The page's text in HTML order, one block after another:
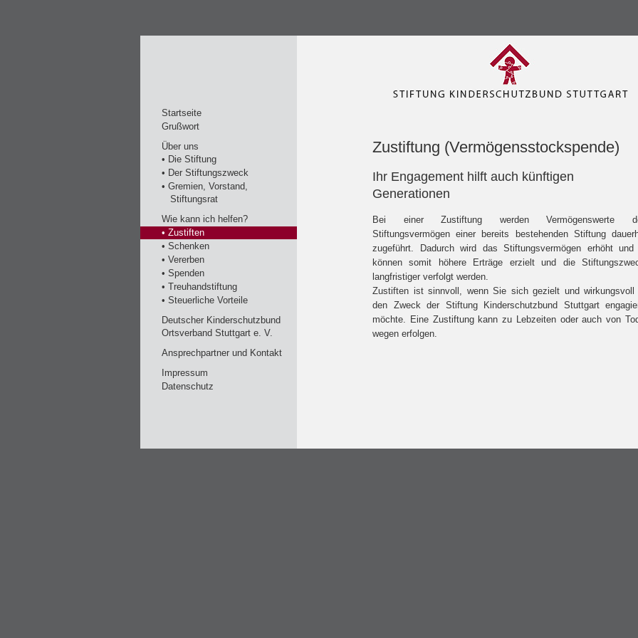
Startseite
Grußwort
Über uns
• Die Stiftung
• Der Stiftungszweck
• Gremien, Vorstand,
Stiftungsrat
Wie kann ich helfen?
• Zustiften
• Schenken
• Vererben
• Spenden
• Treuhandstiftung
• Steuerliche Vorteile
Deutscher Kinderschutzbund
Ortsverband Stuttgart e. V.
Ansprechpartner und Kontakt
Impressum
Datenschutz
Zustiftung (Vermögensstockspende)
Ihr Engagement hilft auch künftigen
Generationen
Bei einer Zustiftung werden Vermögenswerte
Stiftungsvermögen einer bereits bestehenden Stiftung
zugeführt. Dadurch wird das Stiftungsvermögen erhöht
können somit höhere Erträge erzielt und die
langfristiger verfolgt werden.
Zustiften ist sinnvoll, wenn Sie sich gezielt und wirkungsvoll
den Zweck der Stiftung Kinderschutzbund Stuttgart
möchte. Eine Zustiftung kann zu Lebzeiten oder auch von
wegen erfolgen.